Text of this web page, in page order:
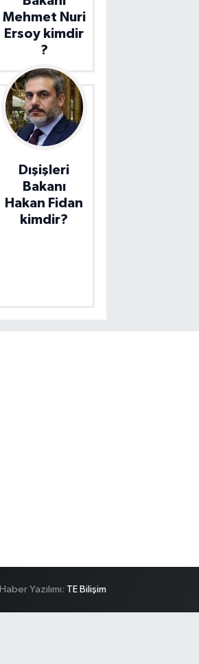
Mehmet Nuri
Ersoy kimdir
?
Dışişleri
Bakanı
Hakan Fidan
kimdir?
Haber Yazılımı: TE Bilişim